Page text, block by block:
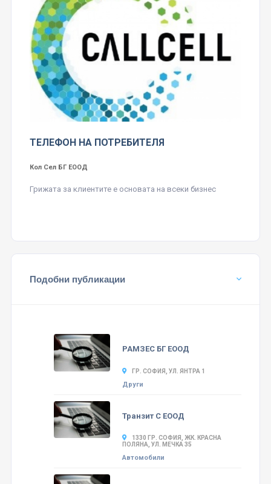
ТЕЛЕФОН НА ПОТРЕБИТЕЛЯ
Кол Сел БГ ЕООД
Грижата за клиентите е основата на всеки бизнес
Подобни публикации
РАМЗЕС БГ ЕООД
ГР. СОФИЯ, УЛ. ЯНТРА 1
Други
Транзит С ЕООД
1330 ГР. СОФИЯ, ЖК. КРАСНА
ПОЛЯНА, УЛ. МЕЧКА 35
Автомобили